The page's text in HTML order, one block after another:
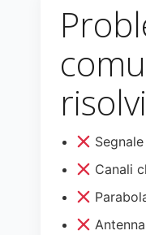
Canali